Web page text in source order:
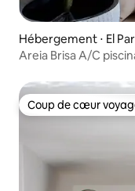
Hébergement ⋅ El
Areia Brisa A/C
Coup de cœur
Coup de cœur